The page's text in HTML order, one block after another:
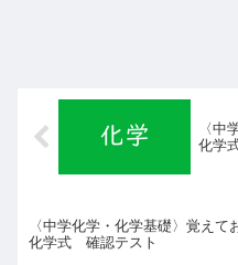
〈中
化学
〈中学化学・化学基礎〉覚えて
化学式 確認テスト